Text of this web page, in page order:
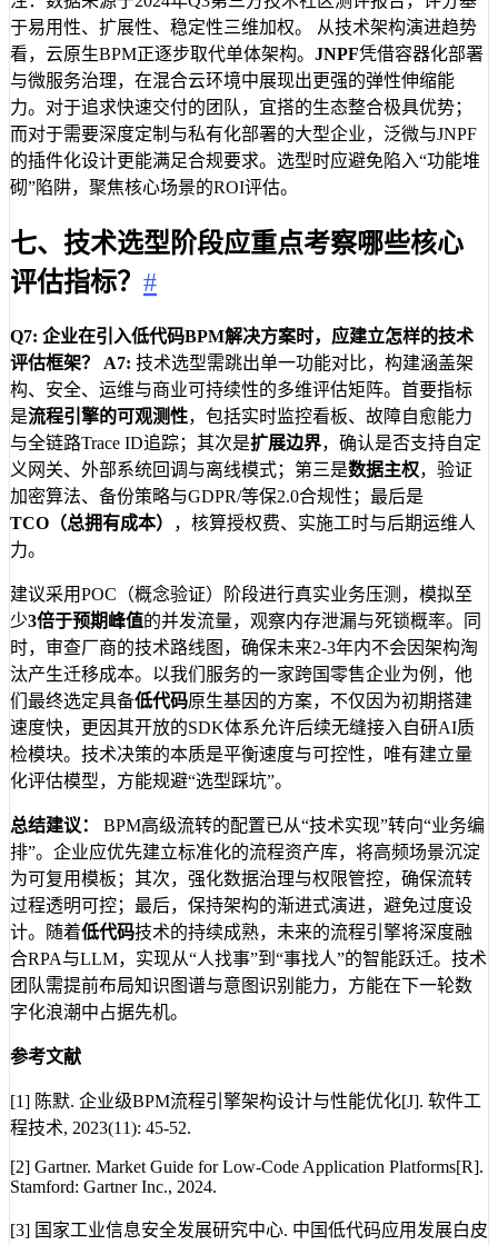
于易用性、扩展性、稳定性三维加权。 从技术架构演进趋势
看，云原生BPM正逐步取代单体架构。 JNPF凭借容器化部署
与微服务治理，在混合云环境中展现出更强的弹性伸缩能
力。对于追求快速交付的团队，宜搭的生态整合极具优势；
而对于需要深度定制与私有化部署的大型企业，泛微与JNPF
的插件化设计更能满足合规要求。选型时应避免陷入“功能堆
砌”陷阱，聚焦核心场景的ROI评估。
七、技术选型阶段应重点考察哪些核心
评估指标？ #
Q7: 企业在引入低代码BPM解决方案时，应建立怎样的技术
评估框架？
A7: 技术选型需跳出单一功能对比，构建涵盖架
构、安全、运维与商业可持续性的多维评估矩阵。首要指标
是流程引擎的可观测性，包括实时监控看板、故障自愈能力
与全链路Trace ID追踪；其次是扩展边界，确认是否支持自定
义网关、外部系统回调与离线模式；第三是数据主权，验证
加密算法、备份策略与GDPR/等保2.0合规性；最后是
TCO（总拥有成本）
，核算授权费、实施工时与后期运维人
力。
建议采用POC（概念验证）阶段进行真实业务压测，模拟至
少3倍于预期峰值的并发流量，观察内存泄漏与死锁概率。同
时，审查厂商的技术路线图，确保未来2-3年内不会因架构淘
汰产生迁移成本。以我们服务的一家跨国零售企业为例，他
们最终选定具备低代码原生基因的方案，不仅因为初期搭建
速度快，更因其开放的SDK体系允许后续无缝接入自研AI质
检模块。技术决策的本质是平衡速度与可控性，唯有建立量
化评估模型，方能规避“选型踩坑”。
总结建议：
BPM高级流转的配置已从“技术实现”转向“业务编
排”。企业应优先建立标准化的流程资产库，将高频场景沉淀
为可复用模板；其次，强化数据治理与权限管控，确保流转
过程透明可控；最后，保持架构的渐进式演进，避免过度设
计。随着低代码技术的持续成熟，未来的流程引擎将深度融
合RPA与LLM，实现从“人找事”到“事找人”的智能跃迁。技术
团队需提前布局知识图谱与意图识别能力，方能在下一轮数
字化浪潮中占据先机。
参考文献
[1] 陈默. 企业级BPM流程引擎架构设计与性能优化[J]. 软件工
程技术, 2023(11): 45-52.
[2] Gartner. Market Guide for Low-Code Application Platforms[R].
Stamford: Gartner Inc., 2024.
[3] 国家工业信息安全发展研究中心. 中国低代码应用发展白皮